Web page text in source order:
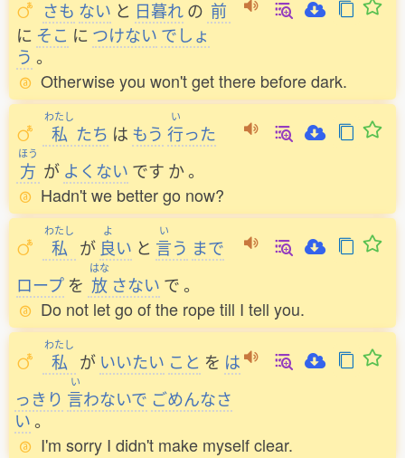
さも ない と 日暮れの 前
に そこ に つけない でしょ
う 。
Otherwise you won't get there before dark.
わたし
私 たち は もう
い
行った
ほう
方 が よくない です か。
Hadn't we better go now?
わたし
私 が
よ
良い と
い
言う まで
ロープ を
はな
放 さない で。
Do not let go of the rope till I tell you.
わたし
私 が いいたい こと を は
っきり
い
言わないで ごめんなさ
い。
I'm sorry I didn't make myself clear.